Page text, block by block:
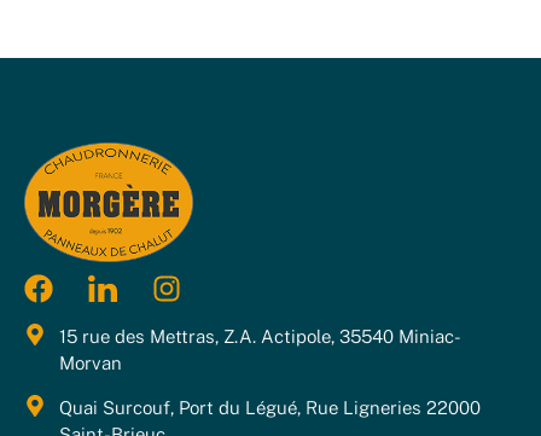
15 rue des Mettras, Z.A. Actipole, 35540 Miniac-
Morvan
Quai Surcouf, Port du Légué, Rue Ligneries 22000